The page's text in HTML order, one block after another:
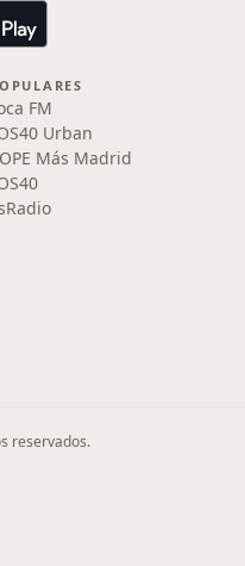
FM
Urban
Más Madrid
reservados.